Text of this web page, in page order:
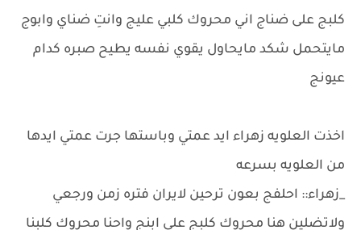
كلبج على ضناج اني محروك كلبي عليج وانتِ ضناي وابوج
مايتحمل شكد مايحاول يقوي نفسه يطيح صبره كدام
عيونج
اخذت العلويه زهراء ايد عمتي وباستها جرت عمتي ايدها
من العلويه بسرعه
_زهراء:: احلفج بعون ترحين لايران فتره زمن ورجعي
ولاتضلين هنا محروك كلبج على ابنج واحنا محروك كلبنا